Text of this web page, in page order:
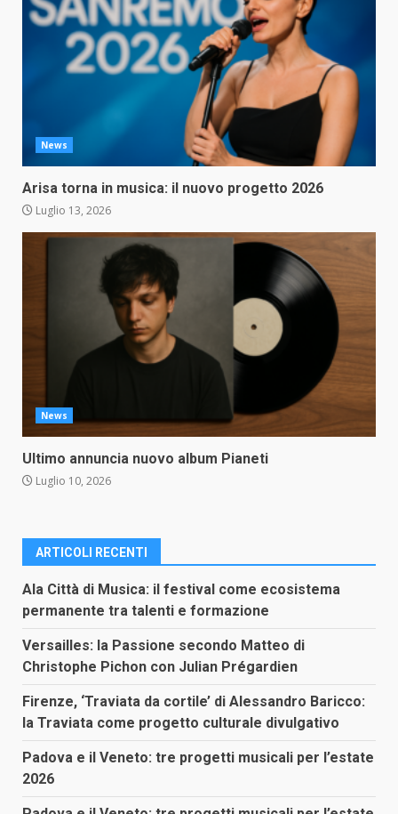
News
Arisa torna in musica: il nuovo progetto 2026
Luglio 13, 2026
News
Ultimo annuncia nuovo album Pianeti
Luglio 10, 2026
ARTICOLI RECENTI
Ala Città di Musica: il festival come ecosistema
permanente tra talenti e formazione
Versailles: la Passione secondo Matteo di
Christophe Pichon con Julian Prégardien
Firenze, ‘Traviata da cortile’ di Alessandro Baricco:
la Traviata come progetto culturale divulgativo
Padova e il Veneto: tre progetti musicali per l’estate
2026